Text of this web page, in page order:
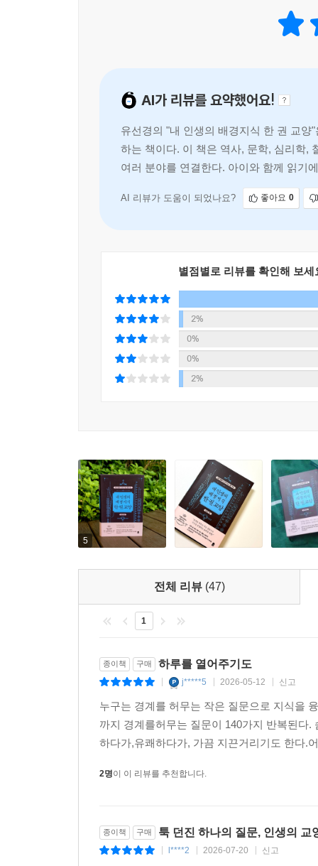
AI가 리뷰를 요약했어요!
유선경의 "내 인생의 배경지식 한 권 교
하는 책이다. 이 책은 역사, 문학, 심리학,
여러 분야를 연결한다. 아이와 함께 읽기
별점별로 리뷰를 확인해 보세
2%
0%
0%
전체 리뷰(47)
종이책 구매 하루를 열어주기도
| j*****5 | 2026-05-12 신고
누구는 경계를 허무는 작은 질문으로 지식을
까지 경계를허무는 질문이 140가지 반복된다
종이책 구매 툭 던진 하나의 질문, 인생의 교